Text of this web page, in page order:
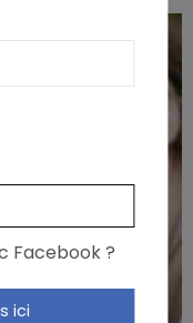
Facebook ?
ici